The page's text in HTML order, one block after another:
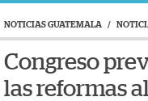
NOTICIAS GUATEMALA /
Congreso
las reformas